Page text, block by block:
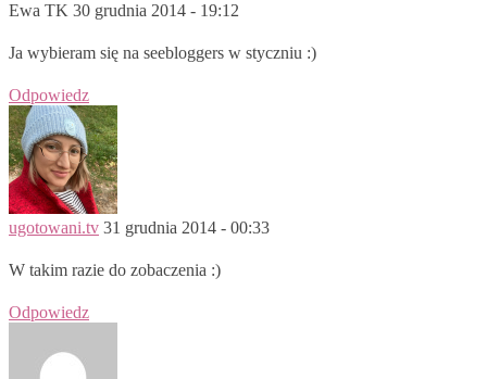
Ewa TK 30 grudnia 2014 - 19:12
Ja wybieram się na seebloggers w styczniu :)
Odpowiedz
ugotowani.tv 31 grudnia 2014 - 00:33
W takim razie do zobaczenia :)
Odpowiedz